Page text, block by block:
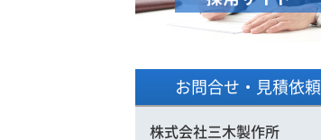
お問合せ・見積依頼
株式会社三木製作所